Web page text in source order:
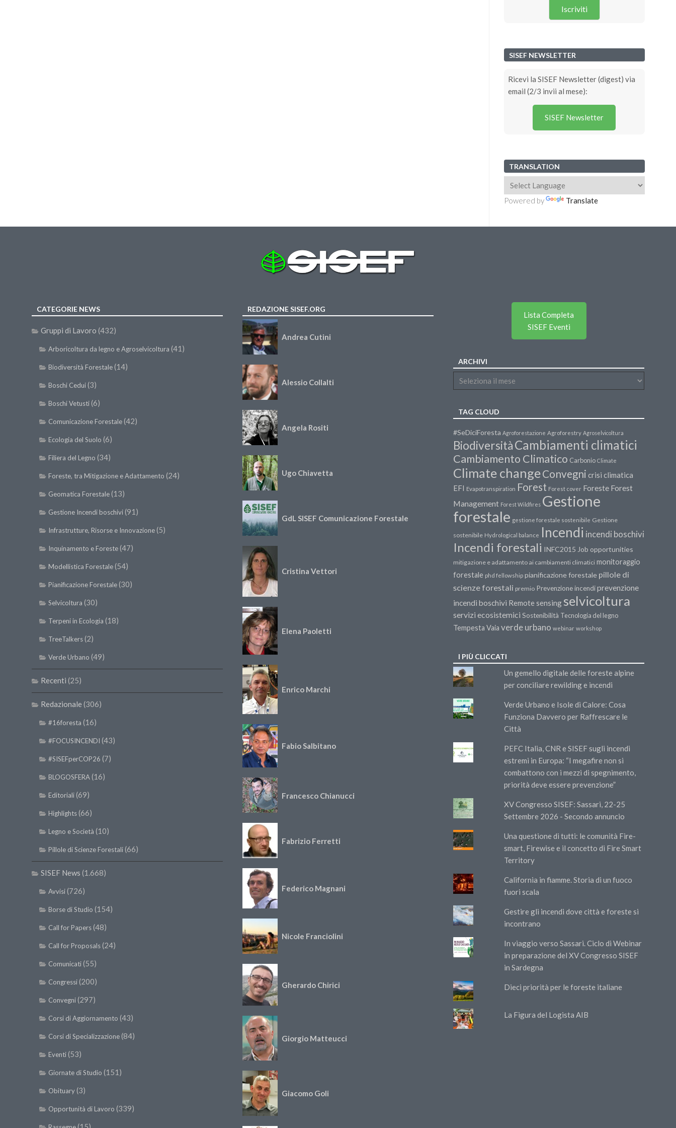
Iscriviti
SISEF NEWSLETTER
Ricevi la SISEF Newsletter (digest) via
email (2/3 invii al mese):
SISEF Newsletter
TRANSLATION
Powered by Translate
CATEGORIE NEWS
Gruppi di Lavoro (432)
Arboricoltura da legno e Agroselvicoltura (41)
Biodiversità Forestale(14)
Boschi Cedui(3)
Boschi Vetusti(6)
Comunicazione Forestale(42)
Ecologia del Suolo (6)
Filiera del Legno (34)
Foreste, tra Mitigazione e Adattamento (24)
Geomatica Forestale(13)
Gestione Incendi boschivi(91)
Infrastrutture, Risorse e Innovazione(5)
Inquinamento e Foreste(47)
Modellistica Forestale(54)
Pianificazione Forestale(30)
Selvicoltura (30)
Terpeni in Ecologia (18)
TreeTalkers(2)
Verde Urbano (49)
Recenti (25)
Redazionale (306)
#16foresta (16)
#FOCUSINCENDI (43)
#SISEFperCOP26 (7)
BLOGOSFERA (16)
Editoriali(69)
Highlights(66)
Legno e Società (10)
Pillole di Scienze Forestali(66)
SISEF News (1.668)
Avvisi(726)
Borse di Studio (154)
Call for Papers(48)
Call for Proposals(24)
Comunicati(55)
Congressi(200)
Convegni(297)
Corsi di Aggiornamento (43)
Corsi di Specializzazione(84)
Eventi(53)
Giornate di Studio (151)
Obituary(3)
Opportunità di Lavoro (339)
REDAZIONE SISEF.ORG
Andrea Cutini
Alessio Collalti
Angela Rositi
Ugo Chiavetta
GdL SISEF Comunicazione Forestale
Cristina Vettori
Elena Paoletti
Enrico Marchi
Fabio Salbitano
Francesco Chianucci
Fabrizio Ferretti
Federico Magnani
Nicole Franciolini
Gherardo Chirici
Giorgio Matteucci
Giacomo Goli
Lista Completa
SISEF Eventi
ARCHIVI
TAG CLOUD
#SeDiciForesta Agroforestazione Agroforestry Agroselvicoltura
BiodiversitàCambiamenti climatici
Cambiamento Climatico Carbonio Climate
Climate changeConvegni crisi climatica
EFI Evapotranspiration Forest Forest cover Foreste Forest
Management Forest Wildfires Gestione
forestale gestione forestale sostenibile Gestione
sostenibile Hydrological balance Incendi incendi boschivi
Incendi forestali INFC2015 Job opportunities
mitigazione e adattamento ai cambiamenti climatici monitoraggio
forestale phd fellowship pianificazione forestale pillole di
scienze forestali premio Prevenzione incendiprevenzione
incendi boschivi Remote sensing selvicoltura
servizi ecosistemici Sostenibilità Tecnologia del legno
Tempesta Vaia verde urbano webinar workshop
I PIÙ CLICCATI
Un gemello digitale delle foreste alpine
per conciliare rewilding e incendi
Verde Urbano e Isole di Calore: Cosa
Funziona Davvero per Raffrescare le
Città
PEFC Italia, CNR e SISEF sugli incendi
estremi in Europa: “I megafire non si
combattono con i mezzi di spegnimento,
priorità deve essere prevenzione”
XV Congresso SISEF: Sassari, 22-25
Settembre 2026 - Secondo annuncio
Una questione di tutti: le comunità Fire-
smart, Firewise e il concetto di Fire Smart
Territory
California in fiamme. Storia di un fuoco
fuori scala
Gestire gli incendi dove città e foreste si
incontrano
In viaggio verso Sassari. Ciclo di Webinar
in preparazione del XV Congresso SISEF
in Sardegna
Dieci priorità per le foreste italiane
La Figura del Logista AIB